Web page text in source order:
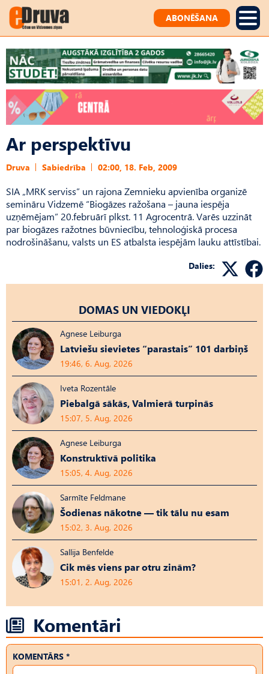
ABONĒŠANA
Ar perspektīvu
Druva Sabiedrība 02:00, 18. Feb, 2009
SIA „MRK serviss” un rajona Zemnieku apvienība organizē
semināru Vidzemē “Biogāzes ražošana – jauna iespēja
uzņēmējam” 20.februārī plkst. 11 Agrocentrā. Varēs uzzināt
par biogāzes ražotnes būvniecību, tehnoloģiskā procesa
nodrošināšanu, valsts un ES atbalsta iespējām lauku attīstībai.
Dalies:
DOMAS UN VIEDOKĻI
Agnese Leiburga
Latviešu sievietes “parastais” 101 darbiņš
19:46, 6. Aug, 2026
Iveta Rozentāle
Piebalgā sākās, Valmierā turpinās
15:07, 5. Aug, 2026
Agnese Leiburga
Konstruktīvā politika
15:05, 4. Aug, 2026
Sarmīte Feldmane
Šodienas nākotne — tik tālu nu esam
15:02, 3. Aug, 2026
Sallija Benfelde
Cik mēs viens par otru zinām?
15:01, 2. Aug, 2026
Komentāri
KOMENTĀRS *